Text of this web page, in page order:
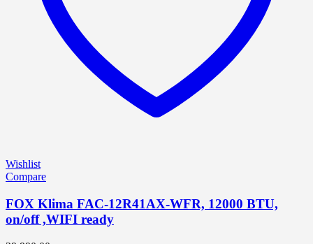
Wishlist
Compare
FOX Klima FAC-12R41AX-WFR, 12000 BTU,
on/off ,WIFI ready